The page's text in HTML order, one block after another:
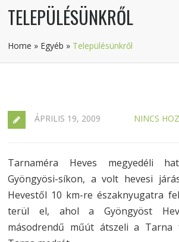
TELEPÜLÉSÜNKRŐL
Home » Egyéb » Településünkről
ÁPRILIS 19, 2009 NINCS
Tarnaméra Heves megyedéli
Gyöngyösi-síkon, a volt hevesi
Hevestől 10 km-re északnyugatra
terül el, ahol a Gyöngyöst
másodrendű műút átszeli a